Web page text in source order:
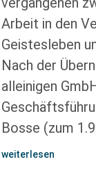
Arbeit in den
Geistesleben
Nach der
alleinigen
Bosse (zum
weiterlesen